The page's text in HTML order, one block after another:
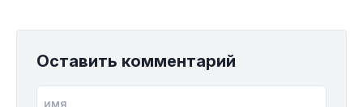
Оставить комментарий